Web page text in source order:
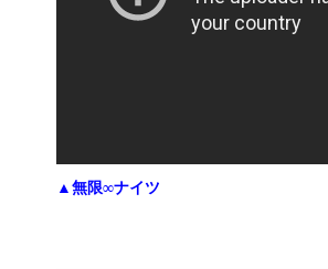
▲無限∞ナイツ